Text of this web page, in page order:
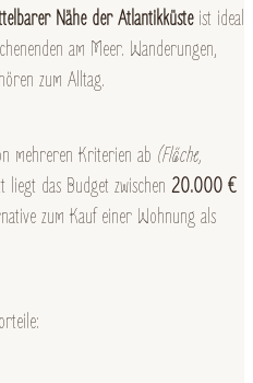
Nähe der Atlantikküsteist ideal
am Meer. Wanderungen,
zum Alltag.
mehreren Kriterien ab (Fläche,
liegt das Budget zwischen 20.000 €
zum Kauf einer Wohnung als